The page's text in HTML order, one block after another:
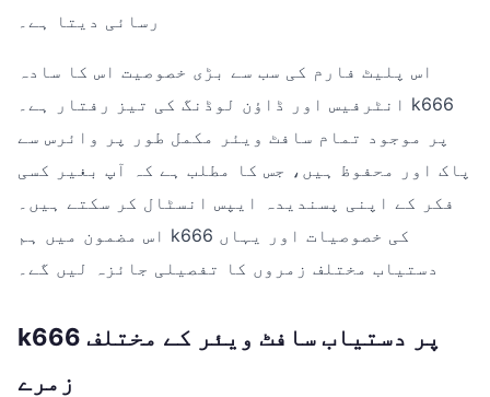
رسائی دیتا ہے۔
اس پلیٹ فارم کی سب سے بڑی خصوصیت اس کا سادہ
انٹرفیس اور ڈاؤن لوڈنگ کی تیز رفتار ہے۔ k666
پر موجود تمام سافٹ ویئر مکمل طور پر وائرس سے
پاک اور محفوظ ہیں، جس کا مطلب ہے کہ آپ بغیر کسی
فکر کے اپنی پسندیدہ ایپس انسٹال کر سکتے ہیں۔
اس مضمون میں ہم k666 کی خصوصیات اور یہاں
دستیاب مختلف زمروں کا تفصیلی جائزہ لیں گے۔
k666 پر دستیاب سافٹ ویئر کے مختلف
زمرے